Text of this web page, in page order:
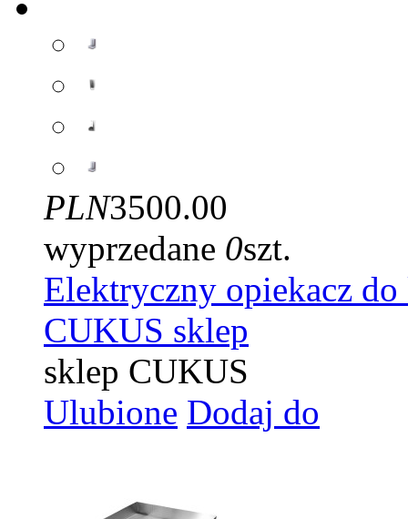
PLN3500.00
wyprzedane 0szt.
Elektryczny opiekacz
CUKUS sklep
sklep CUKUS
Ulubione Dodaj do